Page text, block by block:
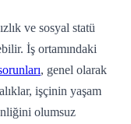
ve sosyal statü
İş ortamındaki
, genel olarak
işçinin yaşam
olumsuz